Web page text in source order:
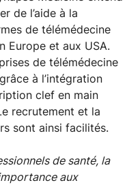
de l’aide à la
de télémédecine
Europe et aux USA.
de télémédecine
à l’intégration
clef en main
recrutement et la
sont ainsi facilités.
de santé, la
aux